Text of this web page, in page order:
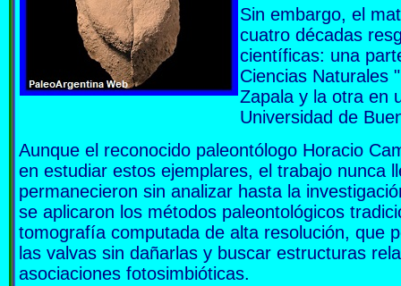
Sin embargo, el
cuatro décadas
científicas: una
Ciencias Naturales
Zapala y la otra en
Universidad de
Aunque el reconocido paleontólogo Horacio
en estudiar estos ejemplares, el trabajo nunca
permanecieron sin analizar hasta la
se aplicaron los métodos paleontológicos
tomografía computada de alta resolución, que
las valvas sin dañarlas y buscar estructuras
asociaciones fotosimbióticas.